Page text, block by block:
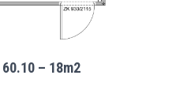
– 18m2